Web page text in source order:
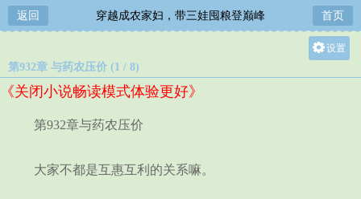
返回 穿越成农家妇，带三娃囤粮登巅峰 首页
设置
第932章 与药农压价 (1 / 8)
《关闭小说畅读模式体验更好》
第932章与药农压价
大家不都是互惠互利的关系嘛。